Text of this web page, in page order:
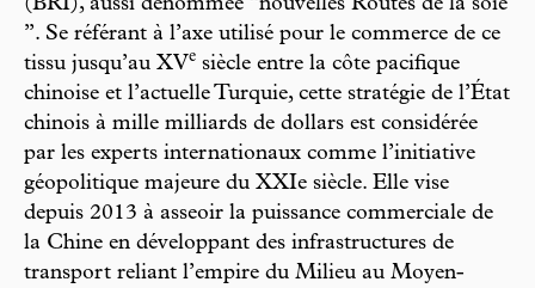
(BRI), aussi dénommée “nouvelles Routes de la soie
”. Se référant à l’axe utilisé pour le commerce de ce
tissu jusqu’au XVe siècle entre la côte pacifique
chinoise et l’actuelle Turquie, cette stratégie de l’État
chinois à mille milliards de dollars est considérée
par les experts internationaux comme l’initiative
géopolitique majeure du XXIe siècle. Elle vise
depuis 2013 à asseoir la puissance commerciale de
la Chine en développant des infrastructures de
transport reliant l’empire du Milieu au Moyen-